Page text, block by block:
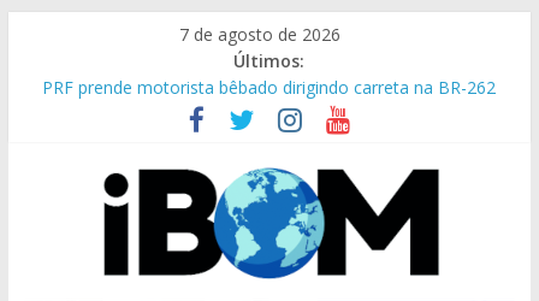
7 de agosto de 2026
Últimos:
PRF prende motorista bêbado dirigindo carreta na BR-262
Instituições lançam o Dia C, que será realizado em 29/8
PRF apreende 75 mil maços de cigarros contrabandeados
Reinado: viver expectativas boas é sempre emocionante!
Tombo de idosos: pesquisa mostra riscos dentro de casa